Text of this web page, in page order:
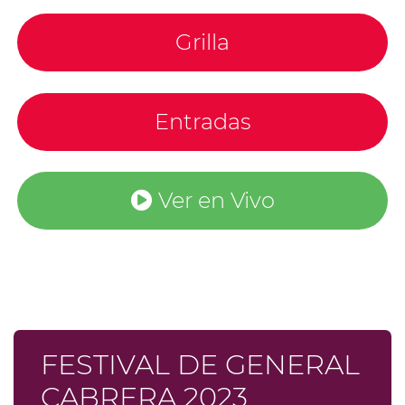
Grilla
Entradas
Ver en Vivo
FESTIVAL DE GENERAL
CABRERA 2023